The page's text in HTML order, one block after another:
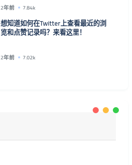
2年前 7.84k
想知道如何在Twitter上查看最近的浏
览和点赞记录吗？来看这里！
2年前 7.02k